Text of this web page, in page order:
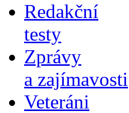
Redakční
testy
Zprávy
a zajímavosti
Veteráni